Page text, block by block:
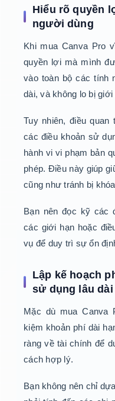
Hiểu rõ quyền
người dùng
Khi mua Canva Pro
quyền lợi mà mình
vào toàn bộ các tính
dài, và không lo bị
Tuy nhiên, điều quan
các điều khoản sử
hành vi vi phạm bản
phép. Điều này giúp
cũng như tránh bị
Bạn nên đọc kỹ các
các giới hạn hoặc
vụ để duy trì sự ổn
Lập kế hoạch
sử dụng lâu dài
Mặc dù mua Canva
kiệm khoản phí dài
ràng về tài chính để
cách hợp lý.
Bạn không nên chỉ